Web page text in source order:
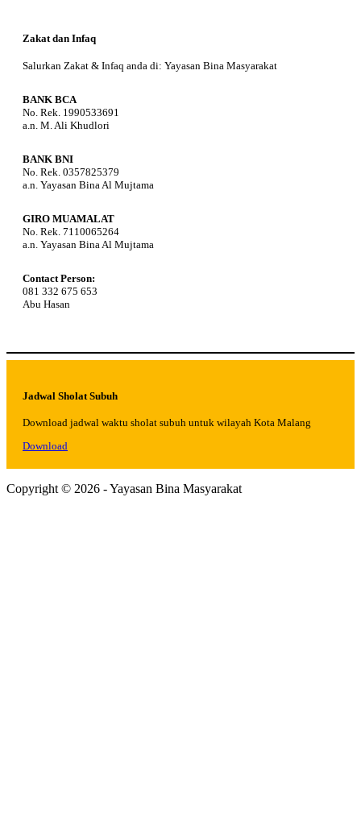
Zakat dan Infaq
Salurkan Zakat & Infaq anda di: Yayasan Bina Masyarakat
BANK BCA
No. Rek. 1990533691
a.n. M. Ali Khudlori
BANK BNI
No. Rek. 0357825379
a.n. Yayasan Bina Al Mujtama
GIRO MUAMALAT
No. Rek. 7110065264
a.n. Yayasan Bina Al Mujtama
Contact Person:
081 332 675 653
Abu Hasan
Jadwal Sholat Subuh
Download jadwal waktu sholat subuh untuk wilayah Kota Malang
Download
Copyright © 2026 - Yayasan Bina Masyarakat